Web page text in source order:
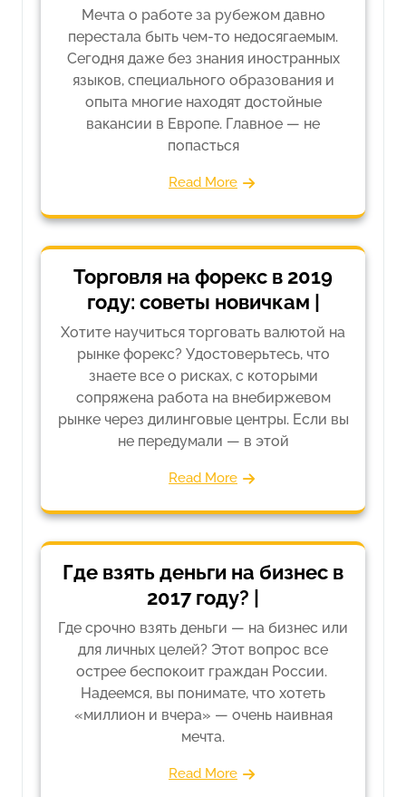
Мечта о работе за рубежом давно
перестала быть чем-то недосягаемым.
Сегодня даже без знания иностранных
языков, специального образования и
опыта многие находят достойные
вакансии в Европе. Главное — не
попасться
Read More
Торговля на форекс в 2019
году: советы новичкам |
Хотите научиться торговать валютой на
рынке форекс? Удостоверьтесь, что
знаете все о рисках, с которыми
сопряжена работа на внебиржевом
рынке через дилинговые центры. Если вы
не передумали — в этой
Read More
Где взять деньги на бизнес в
2017 году? |
Где срочно взять деньги — на бизнес или
для личных целей? Этот вопрос все
острее беспокоит граждан России.
Надеемся, вы понимате, что хотеть
«миллион и вчера» — очень наивная
мечта.
Read More